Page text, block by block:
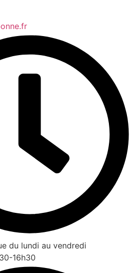
du lundi au vendredi
16h30